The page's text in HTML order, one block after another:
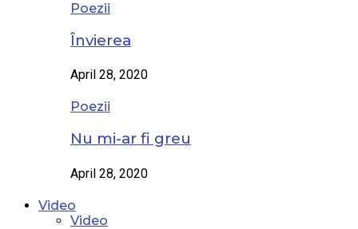
Poezii
Învierea
April 28, 2020
Poezii
Nu mi-ar fi greu
April 28, 2020
Video
Video